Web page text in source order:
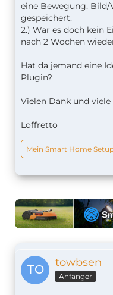
eine Bewegung, Bild/
gespeichert.
2.) War es doch kein
nach 2 Wochen
Hat da jemand eine
Plugin?
Vielen Dank und viele
Loffretto
Mein Smart Home
towbsen
Anfänger